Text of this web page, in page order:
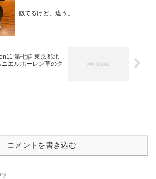
似てるけど、違う。
第七話 東京都北
エルホーレン草のク
コメントを書き込む